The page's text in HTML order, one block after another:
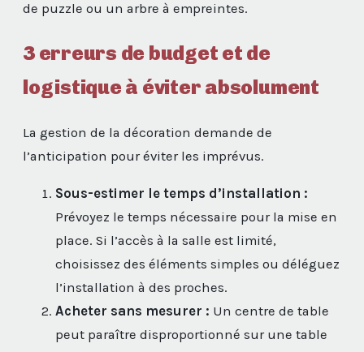
de puzzle ou un arbre à empreintes.
3 erreurs de budget et de
logistique à éviter absolument
La gestion de la décoration demande de
l’anticipation pour éviter les imprévus.
Sous-estimer le temps d’installation :
Prévoyez le temps nécessaire pour la mise en
place. Si l’accès à la salle est limité,
choisissez des éléments simples ou déléguez
l’installation à des proches.
Acheter sans mesurer : Un centre de table
peut paraître disproportionné sur une table